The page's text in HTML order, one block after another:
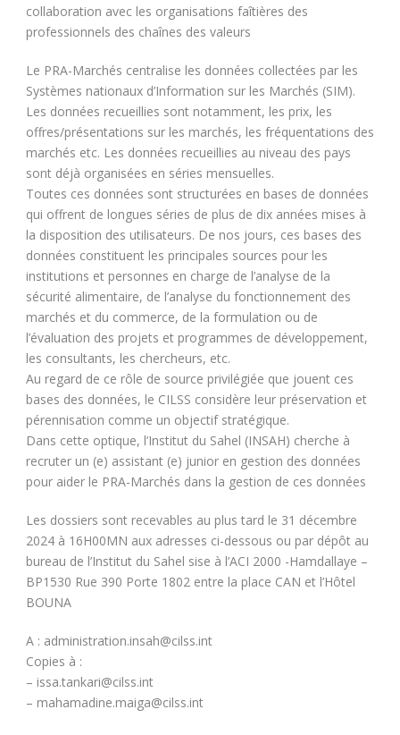
collaboration avec les organisations faîtières des
professionnels des chaînes des valeurs
Le PRA-Marchés centralise les données collectées par les
Systèmes nationaux d’Information sur les Marchés (SIM).
Les données recueillies sont notamment, les prix, les
offres/présentations sur les marchés, les fréquentations des
marchés etc. Les données recueillies au niveau des pays
sont déjà organisées en séries mensuelles.
Toutes ces données sont structurées en bases de données
qui offrent de longues séries de plus de dix années mises à
la disposition des utilisateurs. De nos jours, ces bases des
données constituent les principales sources pour les
institutions et personnes en charge de l’analyse de la
sécurité alimentaire, de l’analyse du fonctionnement des
marchés et du commerce, de la formulation ou de
l’évaluation des projets et programmes de développement,
les consultants, les chercheurs, etc.
Au regard de ce rôle de source privilégiée que jouent ces
bases des données, le CILSS considère leur préservation et
pérennisation comme un objectif stratégique.
Dans cette optique, l’Institut du Sahel (INSAH) cherche à
recruter un (e) assistant (e) junior en gestion des données
pour aider le PRA-Marchés dans la gestion de ces données
Les dossiers sont recevables au plus tard le 31 décembre
2024 à 16H00MN aux adresses ci-dessous ou par dépôt au
bureau de l’Institut du Sahel sise à l’ACI 2000 -Hamdallaye –
BP1530 Rue 390 Porte 1802 entre la place CAN et l’Hôtel
BOUNA
A : administration.insah@cilss.int
Copies à :
– issa.tankari@cilss.int
– mahamadine.maiga@cilss.int